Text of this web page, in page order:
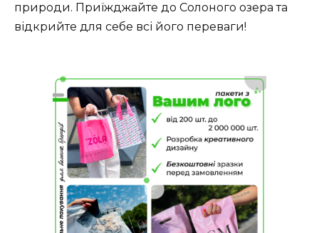
природи. Приїжджайте до Солоного озера та
відкрийте для себе всі його переваги!